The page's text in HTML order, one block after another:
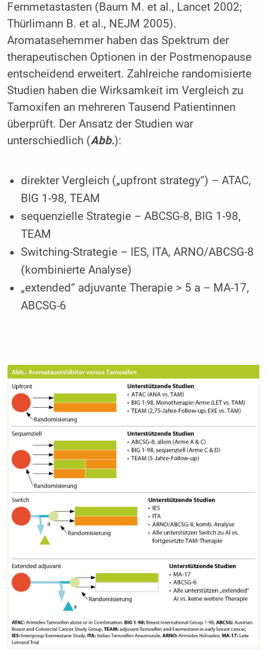
Fernmetastasten (Baum M. et al., Lancet 2002;
Thürlimann B. et al., NEJM 2005).
Aromatasehemmer haben das Spektrum der
therapeutischen Optionen in der Postmenopause
entscheidend erweitert. Zahlreiche randomisierte
Studien haben die Wirksamkeit im Vergleich zu
Tamoxifen an mehreren Tausend Patientinnen
überprüft. Der Ansatz der Studien war
unterschiedlich (Abb.):
direkter Vergleich („upfront strategy“) – ATAC,
BIG 1-98, TEAM
sequenzielle Strategie – ABCSG-8, BIG 1-98,
TEAM
Switching-Strategie – IES, ITA, ARNO/ABCSG-8
(kombinierte Analyse)
„extended“ adjuvante Therapie > 5 a – MA-17,
ABCSG-6